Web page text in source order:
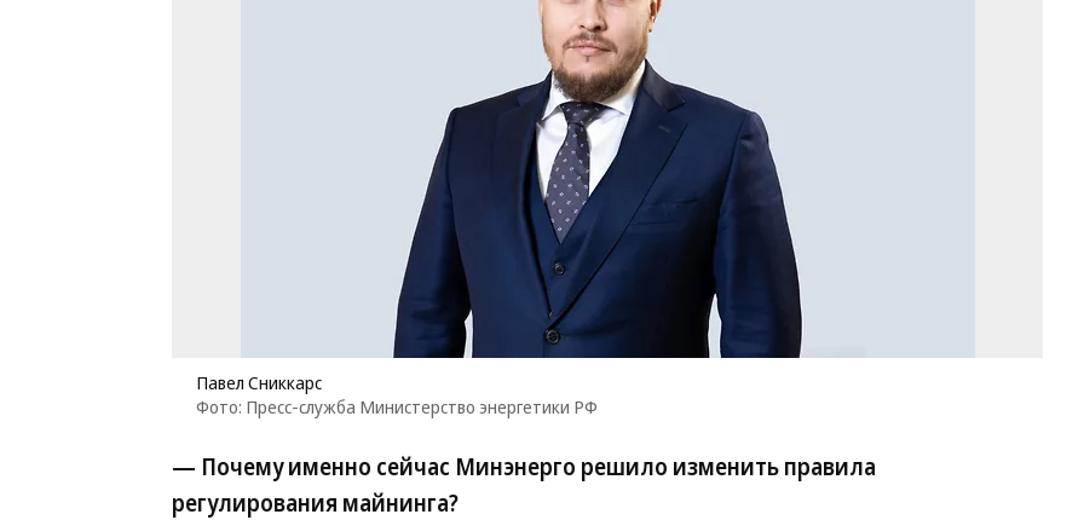
Павел Сниккарс
Фото: Пресс-служба Министерство энергетики РФ
— Почему именно сейчас Минэнерго решило изменить правила
регулирования майнинга?